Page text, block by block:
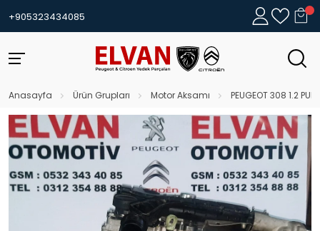
+905323434085
Anasayfa Ürün Grupları Motor Aksamı PEUGEOT 308 1.2